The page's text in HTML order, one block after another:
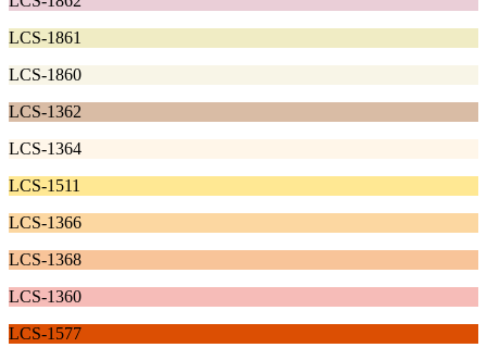
LCS-1861
LCS-1860
LCS-1362
LCS-1364
LCS-1511
LCS-1366
LCS-1368
LCS-1360
LCS-1577